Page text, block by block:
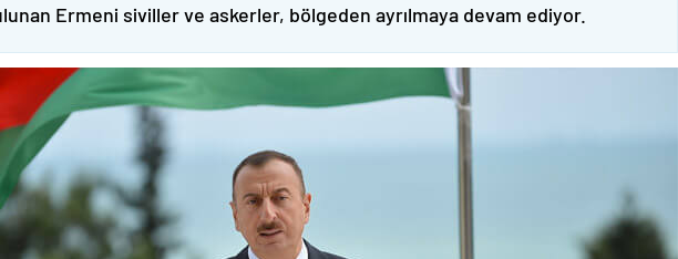
Ermeni siviller ve askerler, bölgeden ayrılmaya devam ediyor.